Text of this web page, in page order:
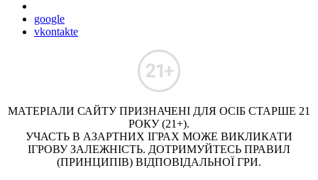
google
vkontakte
МАТЕРІАЛИ САЙТУ ПРИЗНАЧЕНІ ДЛЯ ОСІБ СТАРШЕ 21
РОКУ (21+).
УЧАСТЬ В АЗАРТНИХ ІГРАХ МОЖЕ ВИКЛИКАТИ
ІГРОВУ ЗАЛЕЖНІСТЬ. ДОТРИМУЙТЕСЬ ПРАВИЛ
(ПРИНЦИПІВ) ВІДПОВІДАЛЬНОЇ ГРИ.